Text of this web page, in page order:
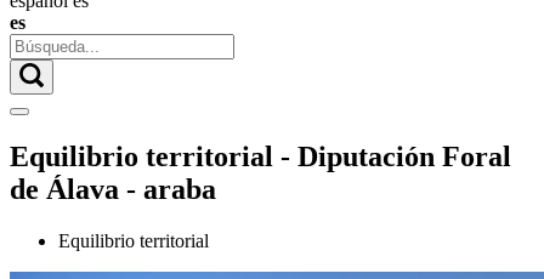
es
Equilibrio territorial - Diputación Foral
de Álava - araba
Equilibrio territorial